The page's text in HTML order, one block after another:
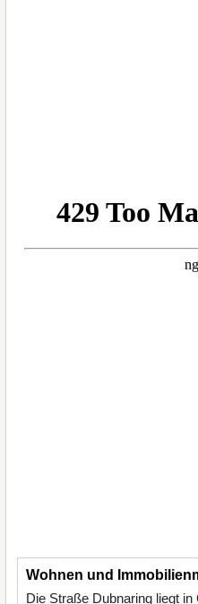
Wohnen und
Die Straße Dubnaring liegt